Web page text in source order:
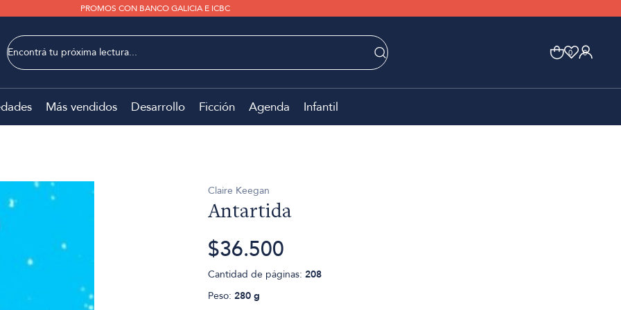
PROMOS CON BANCO GALICIA E ICBC
0 0
Más vendidos Desarrollo Ficción Agenda Infantil
Claire Keegan
Antartida
$36.500
Cantidad de páginas: 208
Peso: 280 g